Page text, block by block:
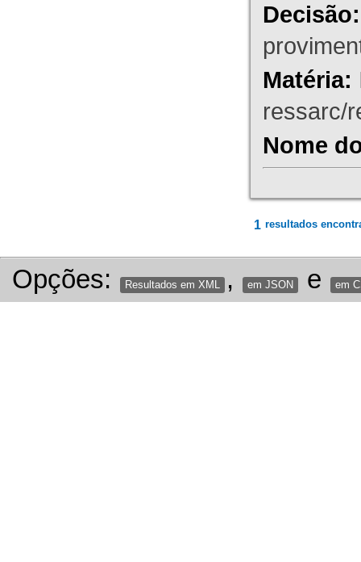
Decisão:
Matéria:
ressarc/
Nome
1 resultados
Opções: Resultados em XML , em JSON e em